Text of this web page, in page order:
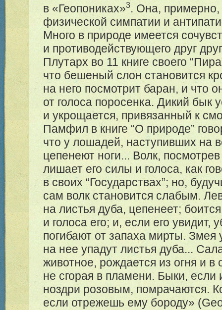
в «Геопониках»3. Она, примерно,
физической симпатии и
Много в природе имеется
и противодействующего друг
Плутарх во 11 книге своего
что бешеный слон становится
на него посмотрит баран, и что
от голоса поросенка. Дикий бык
и укрощается, привязанный к
Памфил в книге “О природе”
что у лошадей, наступивших на
цепенеют ноги... Волк,
лишает его силы и голоса, как
в своих “Государствах”; но,
сам волк становится слабым.
на листья дуба, цепенеет;
и голоса его; и, если его увидит,
погибают от запаха мирты. Змея
на нее упадут листья дуба...
животное, рождается из огня и в
не сгорая в пламени. Быки, если
ноздри розовым, помрачаются.
если отрежешь ему бороду»